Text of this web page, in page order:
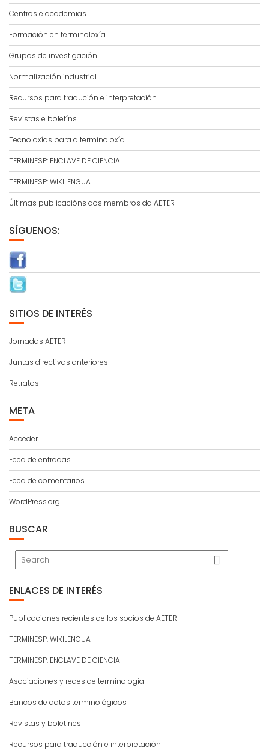
Centros e academias
Formación en terminoloxía
Grupos de investigación
Normalización industrial
Recursos para tradución e interpretación
Revistas e boletíns
Tecnoloxías para a terminoloxía
TERMINESP: ENCLAVE DE CIENCIA
TERMINESP: WIKILENGUA
Últimas publicacións dos membros da AETER
SÍGUENOS:
SITIOS DE INTERÉS
Jornadas AETER
Juntas directivas anteriores
Retratos
META
Acceder
Feed de entradas
Feed de comentarios
WordPress.org
BUSCAR
ENLACES DE INTERÉS
Publicaciones recientes de los socios de AETER
TERMINESP: WIKILENGUA
TERMINESP: ENCLAVE DE CIENCIA
Asociaciones y redes de terminología
Bancos de datos terminológicos
Revistas y boletines
Recursos para traducción e interpretación